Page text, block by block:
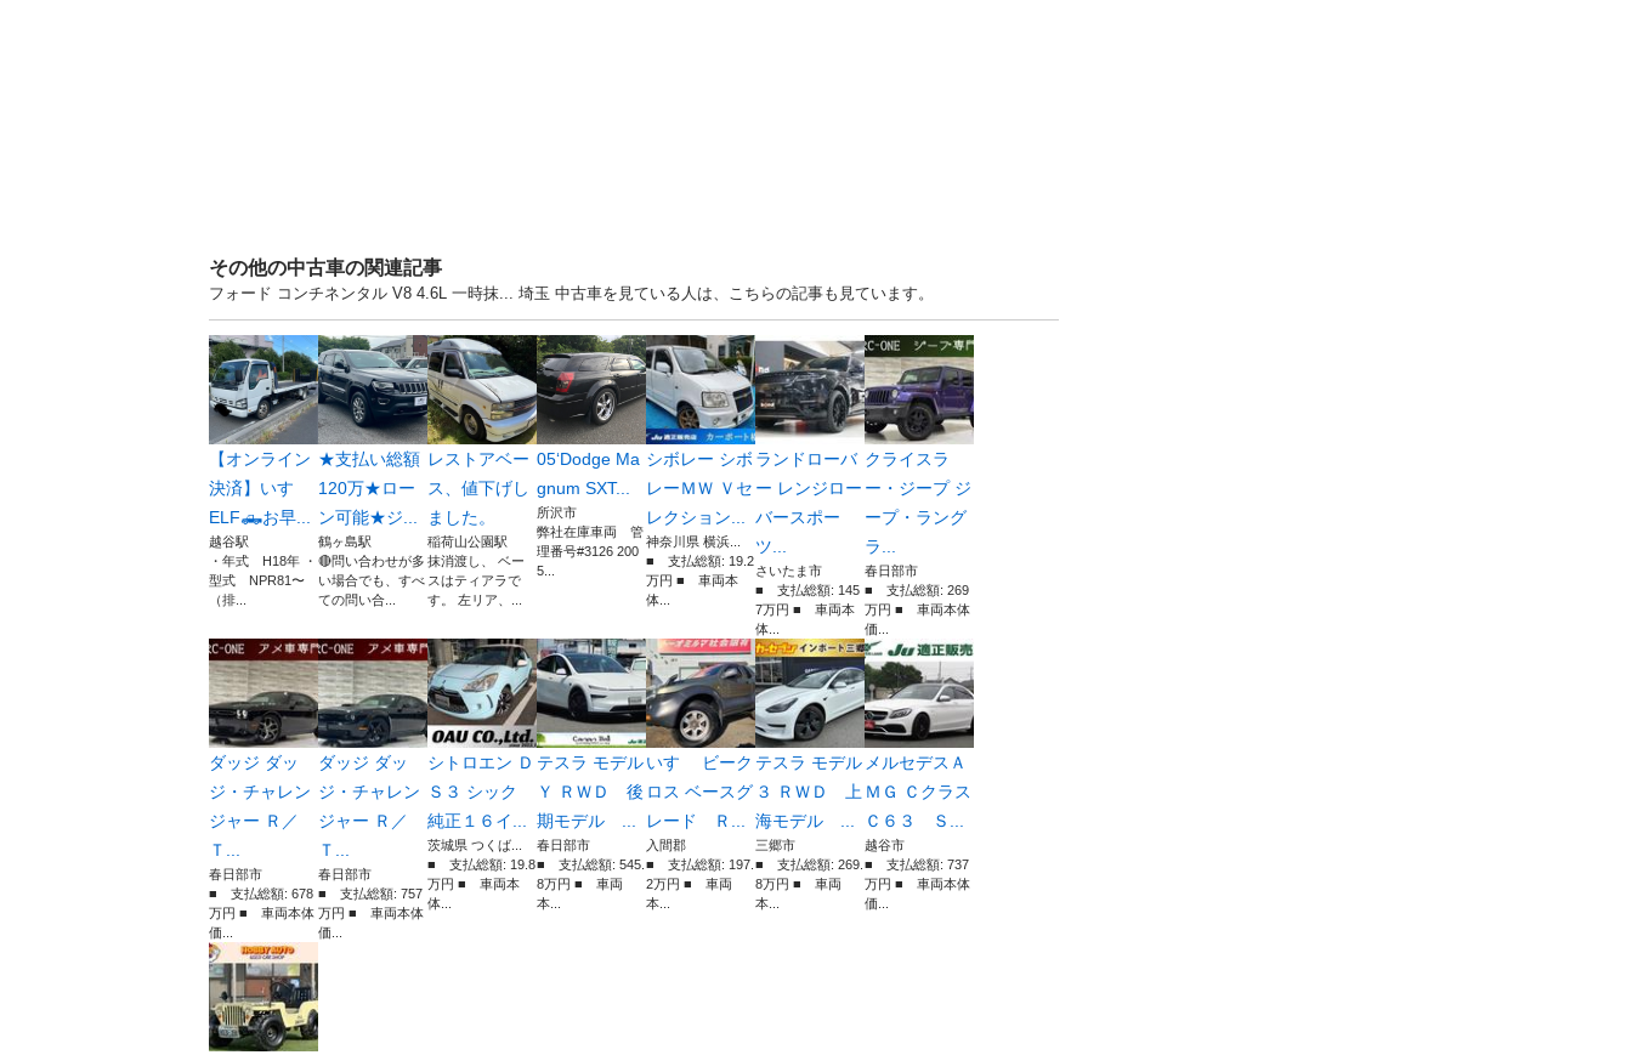
その他の中古車の関連記事
フォード コンチネンタル V8 4.6L 一時抹... 埼玉 中古車を見ている人は、こちらの記事も見ています。
【オンライン
決済】いすゞ
ELF🛻お早...
越谷駅
・年式 H18年 ・
型式 NPR81〜
（排...
★支払い総額
120万★ロー
ン可能★ジ...
鶴ヶ島駅
🔴問い合わせが多
い場合でも、すべ
ての問い合...
レストアベー
ス、値下げし
ました。
稲荷山公園駅
抹消渡し、 ベー
スはティアラで
す。 左リア、...
05‘Dodge Ma
gnum SXT...
所沢市
弊社在庫車両 管
理番号#3126 200
5...
シボレー シボ
レーＭＷ Ｖセ
レクション...
神奈川県 横浜...
■ 支払総額: 19.2
万円 ■ 車両本
体...
ランドローバ
ー レンジロー
バースポー
ツ...
さいたま市
■ 支払総額: 145
7万円 ■ 車両本
体...
クライスラ
ー・ジープ ジ
ープ・ラング
ラ...
春日部市
■ 支払総額: 269
万円 ■ 車両本体
価...
ダッジ ダッ
ジ・チャレン
ジャー Ｒ／
Ｔ...
春日部市
■ 支払総額: 678
万円 ■ 車両本体
価...
ダッジ ダッ
ジ・チャレン
ジャー Ｒ／
Ｔ...
春日部市
■ 支払総額: 757
万円 ■ 車両本体
価...
シトロエン Ｄ
Ｓ３ シック
純正１６イ...
茨城県 つくば...
■ 支払総額: 19.8
万円 ■ 車両本
体...
テスラ モデル
Ｙ ＲＷＤ 後
期モデル ...
春日部市
■ 支払総額: 545.
8万円 ■ 車両
本...
いすゞ ビーク
ロス ベースグ
レード Ｒ...
入間郡
■ 支払総額: 197.
2万円 ■ 車両
本...
テスラ モデル
３ ＲＷＤ 上
海モデル ...
三郷市
■ 支払総額: 269.
8万円 ■ 車両
本...
メルセデスＡ
ＭＧ Ｃクラス
Ｃ６３ Ｓ...
越谷市
■ 支払総額: 737
万円 ■ 車両本体
価...